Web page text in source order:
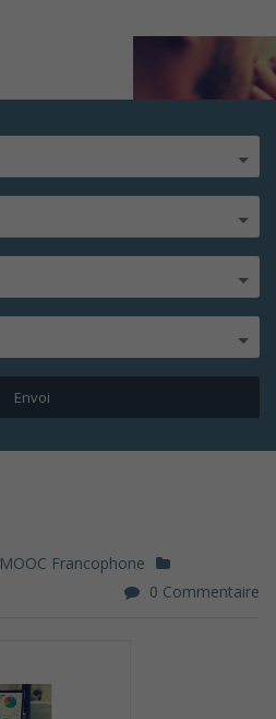
MOOC Francophone
0 Commentaire